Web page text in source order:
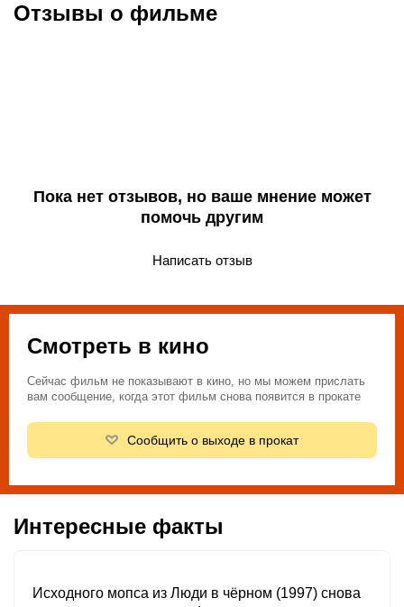
Отзывы о фильме
Пока нет отзывов, но ваше мнение может
помочь другим
Написать отзыв
Смотреть в кино
Сейчас фильм не показывают в кино, но мы можем прислать
вам сообщение, когда этот фильм снова появится в прокате
Сообщить о выходе в прокат
Интересные факты
Исходного мопса из Люди в чёрном (1997) снова